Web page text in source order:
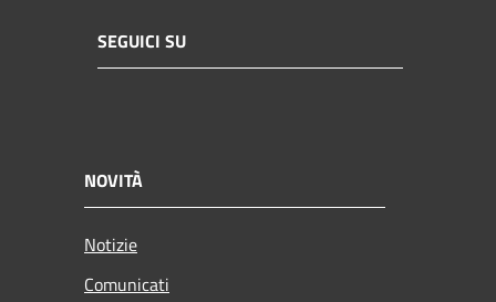
SEGUICI SU
NOVITÀ
Notizie
Comunicati